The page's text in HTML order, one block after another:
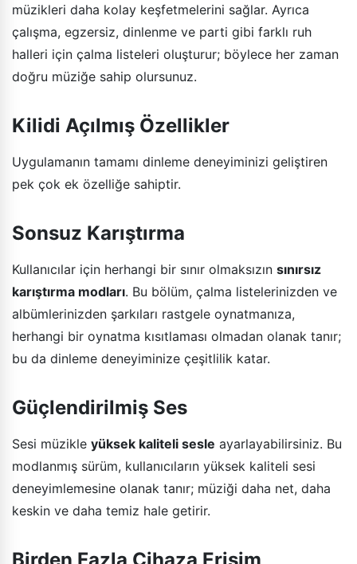
müzikleri daha kolay keşfetmelerini sağlar. Ayrıca
çalışma, egzersiz, dinlenme ve parti gibi farklı ruh
halleri için çalma listeleri oluşturur; böylece her zaman
doğru müziğe sahip olursunuz.
Kilidi Açılmış Özellikler
Uygulamanın tamamı dinleme deneyiminizi geliştiren
pek çok ek özelliğe sahiptir.
Sonsuz Karıştırma
Kullanıcılar için herhangi bir sınır olmaksızın sınırsız
karıştırma modları. Bu bölüm, çalma listelerinizden ve
albümlerinizden şarkıları rastgele oynatmanıza,
herhangi bir oynatma kısıtlaması olmadan olanak tanır;
bu da dinleme deneyiminize çeşitlilik katar.
Güçlendirilmiş Ses
Sesi müzikle yüksek kaliteli sesle ayarlayabilirsiniz. Bu
modlanmış sürüm, kullanıcıların yüksek kaliteli sesi
deneyimlemesine olanak tanır; müziği daha net, daha
keskin ve daha temiz hale getirir.